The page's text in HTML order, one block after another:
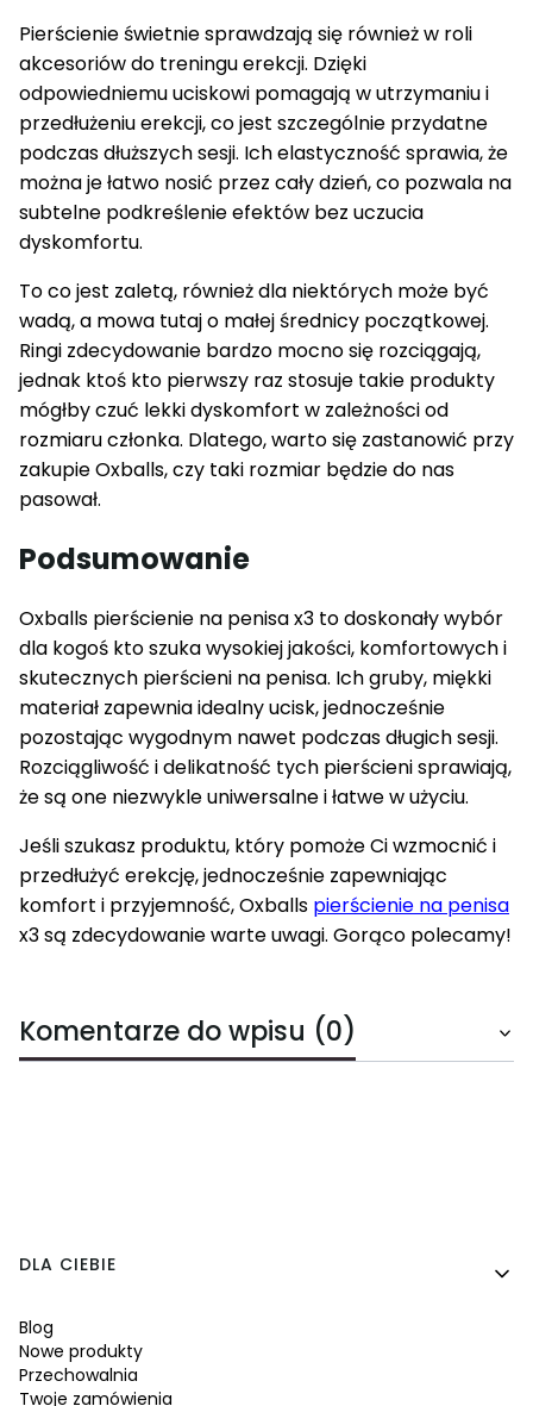
Pierścienie świetnie sprawdzają się również w roli
akcesoriów do treningu erekcji. Dzięki
odpowiedniemu uciskowi pomagają w utrzymaniu i
przedłużeniu erekcji, co jest szczególnie przydatne
podczas dłuższych sesji. Ich elastyczność sprawia, że
można je łatwo nosić przez cały dzień, co pozwala na
subtelne podkreślenie efektów bez uczucia
dyskomfortu.
To co jest zaletą, również dla niektórych może być
wadą, a mowa tutaj o małej średnicy początkowej.
Ringi zdecydowanie bardzo mocno się rozciągają,
jednak ktoś kto pierwszy raz stosuje takie produkty
mógłby czuć lekki dyskomfort w zależności od
rozmiaru członka. Dlatego, warto się zastanowić przy
zakupie Oxballs, czy taki rozmiar będzie do nas
pasował.
Podsumowanie
Oxballs pierścienie na penisa x3 to doskonały wybór
dla kogoś kto szuka wysokiej jakości, komfortowych i
skutecznych pierścieni na penisa. Ich gruby, miękki
materiał zapewnia idealny ucisk, jednocześnie
pozostając wygodnym nawet podczas długich sesji.
Rozciągliwość i delikatność tych pierścieni sprawiają,
że są one niezwykle uniwersalne i łatwe w użyciu.
Jeśli szukasz produktu, który pomoże Ci wzmocnić i
przedłużyć erekcję, jednocześnie zapewniając
komfort i przyjemność, Oxballs pierścienie na penisa
x3 są zdecydowanie warte uwagi. Gorąco polecamy!
Komentarze do wpisu (0)
Linki w stopce
DLA CIEBIE
Blog
Nowe produkty
Przechowalnia
Twoje zamówienia